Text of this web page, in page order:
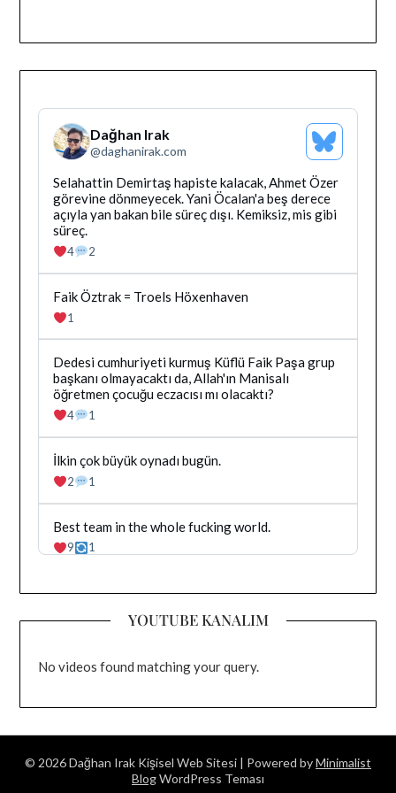
Dağhan Irak
@daghanirak.com
Bluesky
Profilini
Gor
Bluesky'da
Dağhan
Irak
tarafindan
yazilan
gonderiyi
goruntule
Selahattin Demirtaş hapiste kalacak, Ahmet Özer
görevine dönmeyecek. Yani Öcalan'a beş derece
açıyla yan bakan bile süreç dışı. Kemiksiz, mis gibi
süreç.
4 2
Bluesky'da
Dağhan
Irak
tarafindan
yazilan
gonderiyi
goruntule
Faik Öztrak = Troels Höxenhaven
1
Bluesky'da
Dağhan
Irak
tarafindan
yazilan
gonderiyi
goruntule
Dedesi cumhuriyeti kurmuş Küflü Faik Paşa grup
başkanı olmayacaktı da, Allah'ın Manisalı
öğretmen çocuğu eczacısı mı olacaktı?
4 1
Bluesky'da
Dağhan
Irak
tarafindan
yazilan
gonderiyi
goruntule
İlkin çok büyük oynadı bugün.
2 1
Bluesky'da
Dağhan
Irak
goruntule
Best team in the whole fucking world.
9 1
YOUTUBE KANALIM
No videos found matching your query.
© 2026 Dağhan Irak Kişisel Web Sitesi | Powered byMinimalist
BlogWordPress Teması